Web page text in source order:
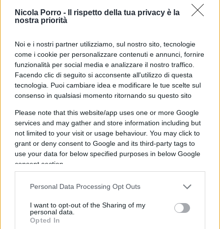
Nicola Porro -
Il rispetto della tua privacy è la
nostra priorità
Noi e i nostri partner utilizziamo, sul nostro sito, tecnologie
come i cookie per personalizzare contenuti e annunci, fornire
funzionalità per social media e analizzare il nostro traffico.
Facendo clic di seguito si acconsente all'utilizzo di questa
tecnologia. Puoi cambiare idea e modificare le tue scelte sul
consenso in qualsiasi momento ritornando su questo sito
Please note that this website/app uses one or more Google
services and may gather and store information including but
not limited to your visit or usage behaviour. You may click to
grant or deny consent to Google and its third-party tags to
use your data for below specified purposes in below Google
consent section.
Personal Data Processing Opt Outs
I want to opt-out of the Sharing of my
personal data.
Opted In
colpito duro i minori
. Viste le complicazioni, a
volte serie, sebbene rare, associate alla
qualche domanda sull’opportunità di inseguirli
con la siringa? Si può dubitare, si può ragionare,
senza essere precipitati nel calderone degli
squinternati no vax?
PAGINA
PRECEDENTE
Pagina
Successiva
SEDUTE SATIRICHE